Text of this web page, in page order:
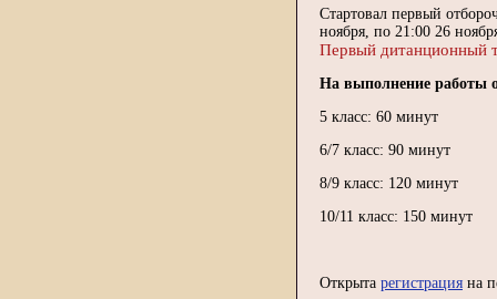
Стартовал первый
ноября, по 21:00 26
Первый дитанционный
На выполнение работы
5 класс: 60 минут
6/7 класс: 90 минут
8/9 класс: 120 минут
10/11 класс: 150 минут
Открыта регистрация на